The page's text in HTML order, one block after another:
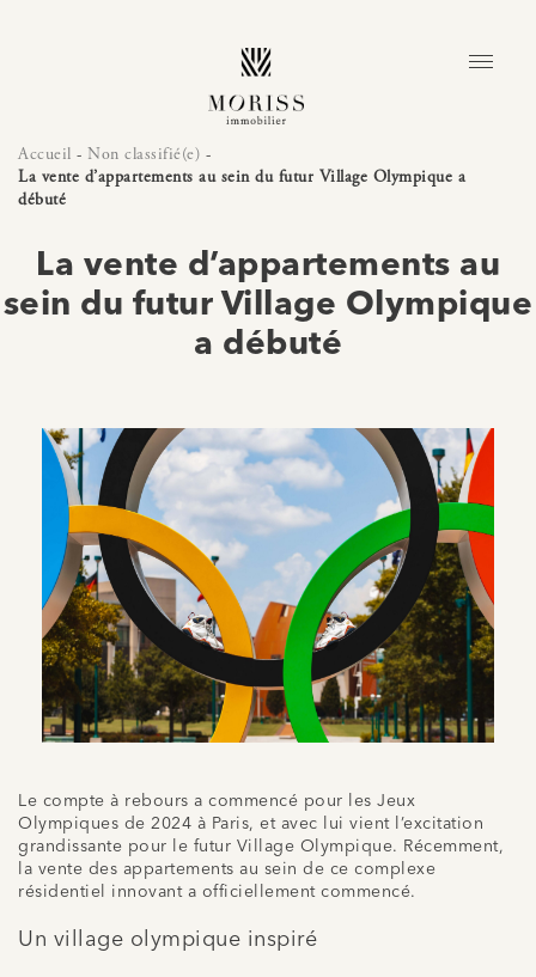
Accueil - Non classifié(e) -
La vente d’appartements au sein du futur Village Olympique a
débuté
La vente d’appartements au
sein du futur Village Olympique
a débuté
Le compte à rebours a commencé pour les Jeux
Olympiques de 2024 à Paris, et avec lui vient l’excitation
grandissante pour le futur Village Olympique. Récemment,
la vente des appartements au sein de ce complexe
résidentiel innovant a officiellement commencé.
Un village olympique inspiré